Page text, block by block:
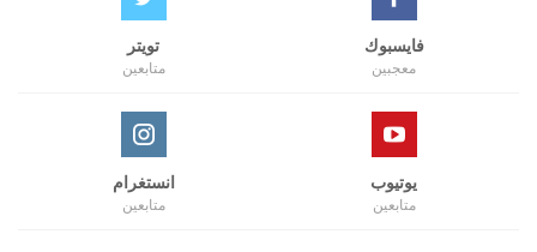
فايسبوك
معجبين
تويتر
متابعين
يوتيوب
متابعين
انستغرام
متابعين